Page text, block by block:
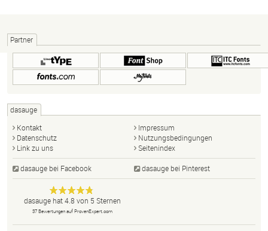
Partner
dasauge
Kontakt
Impressum
Datenschutz
Nutzungsbedingungen
Link zu uns
Seitenindex
dasauge bei Facebook dasauge bei Pinterest
dasauge
Designer,
Fotografen,
Agenturen,
Anonym
dasaugehat4.8 von 5 Sternen
37Bewertungen auf ProvenExpert.com